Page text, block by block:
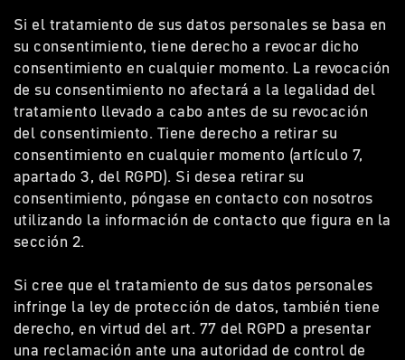
Si el tratamiento de sus datos personales se basa en
su consentimiento, tiene derecho a revocar dicho
consentimiento en cualquier momento. La revocación
de su consentimiento no afectará a la legalidad del
tratamiento llevado a cabo antes de su revocación
del consentimiento. Tiene derecho a retirar su
consentimiento en cualquier momento (artículo 7,
apartado 3, del RGPD). Si desea retirar su
consentimiento, póngase en contacto con nosotros
utilizando la información de contacto que figura en la
sección 2.
Si cree que el tratamiento de sus datos personales
infringe la ley de protección de datos, también tiene
derecho, en virtud del art. 77 del RGPD a presentar
una reclamación ante una autoridad de control de